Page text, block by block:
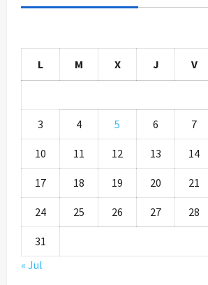
L M X J V
3 4 5 6 7
10 11 12 13 14
17 18 19 20 21
24 25 26 27 28
31
« Jul